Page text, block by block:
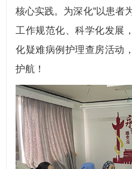
核心实践。为深化“以患者
工作规范化、科学化发展
化疑难病例护理查房活动
护航！